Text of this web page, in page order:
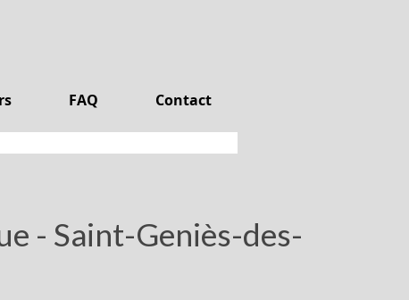
FAQ Contact
- Saint-Geniès-des-